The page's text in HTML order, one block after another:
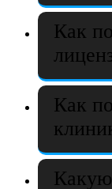
Как
Как